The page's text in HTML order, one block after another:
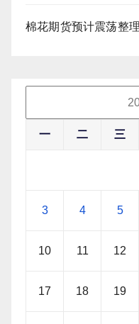
棉花期货预计震荡整理
一 二 三
3 4 5
10 11 12
17 18 19